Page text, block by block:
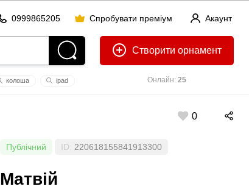
Акаунт
0999865205 Спробувати преміум
Створити
Онлайн: 25
колоша
ipad
0
Публічний ID: 220618155841913300
Матвій